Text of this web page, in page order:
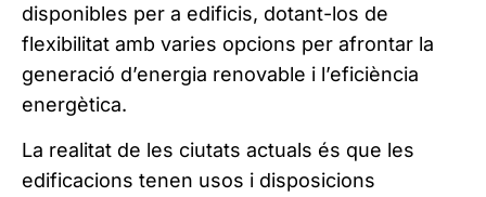
disponibles per a edificis, dotant-los de
flexibilitat amb varies opcions per afrontar la
generació d’energia renovable i l’eficiència
energètica.
La realitat de les ciutats actuals és que les
edificacions tenen usos i disposicions